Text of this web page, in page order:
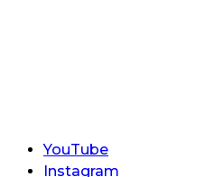
YouTube
Instagram